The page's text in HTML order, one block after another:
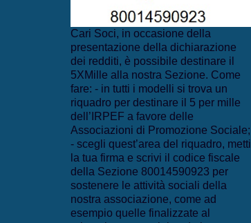
Cari Soci, in occasione della
presentazione della dichiarazione
dei redditi, è possibile destinare il
5XMille alla nostra Sezione. Come
fare: - in tutti i modelli si trova un
riquadro per destinare il 5 per mille
dell’IRPEF a favore delle
Associazioni di Promozione Sociale;
- scegli quest’area del riquadro, metti
la tua firma e scrivi il codice fiscale
della Sezione 80014590923 per
sostenere le attività sociali della
nostra associazione, come ad
esempio quelle finalizzate al